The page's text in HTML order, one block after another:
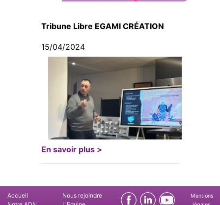
Tribune Libre EGAMI CRÉATION
15/04/2024
En savoir plus >
Accueil
Nous rejoindre
Mentions